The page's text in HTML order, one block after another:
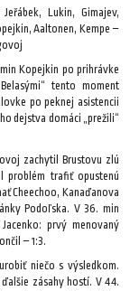
Lukin, Gimajev,
Aaltonen, Kempe –
Kopejkin po prihrávke
tento moment
po peknej asistencii
dejstva domáci „prežili“
zachytil Brustovu zlú
problém trafiť opustenú
Cheechoo, Kanaďanova
Podoľska. V 36. min
prvý menovaný
– 1:3.
niečo s výsledkom.
zásahy hostí. V 44.